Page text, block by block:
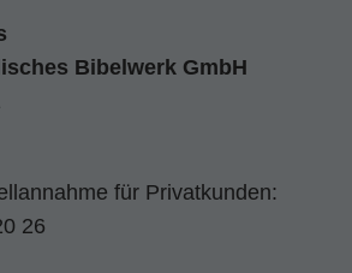
Bibelwerk GmbH
für Privatkunden:
26